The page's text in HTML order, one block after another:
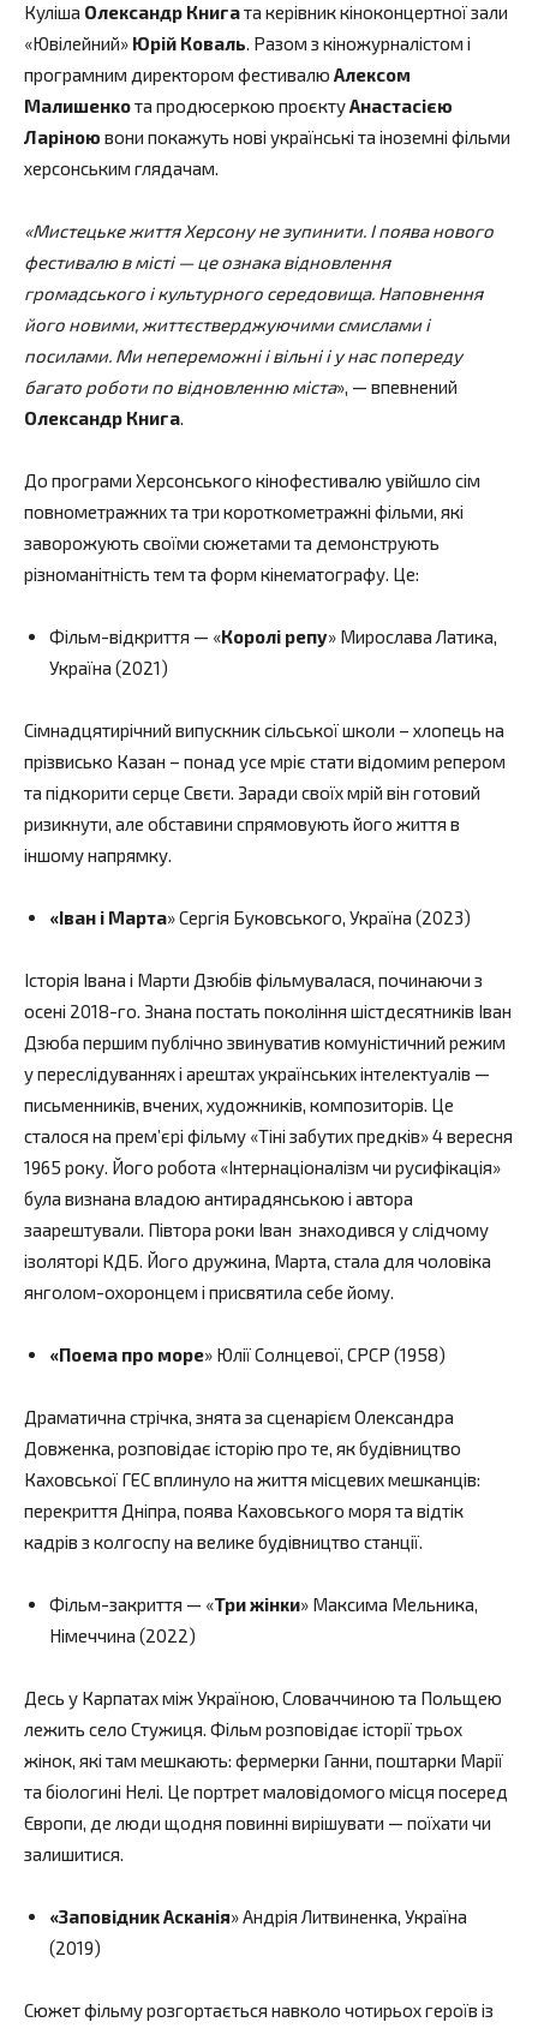
Куліша Олександр Книгата керівник кіноконцертної зали
«Ювілейний» Юрій Коваль. Разом з кіножурналістом і
програмним директором фестивалю Алексом
Малишенкота продюсеркою проєктуАнастасією
Ларіною вони покажуть нові українські та іноземні фільми
херсонським глядачам.
«Мистецьке життя Херсону не зупинити. І поява нового
фестивалю в місті — це ознака відновлення
громадського і культурного середовища. Наповнення
його новими, життєстверджуючими смислами і
посилами. Ми непереможні і вільні і у нас попереду
багато роботи по відновленню міста», — впевнений
Олександр Книга.
До програми Херсонського кінофестивалю увійшло сім
повнометражних та три короткометражні фільми, які
заворожують своїми сюжетами та демонструють
різноманітність тем та форм кінематографу. Це:
Фільм-відкриття — «Королі репу» Мирослава Латика,
Україна (2021)
Сімнадцятирічний випускник сільської школи – хлопець на
прізвисько Казан – понад усе мріє стати відомим репером
та підкорити серце Свєти. Заради своїх мрій він готовий
ризикнути, але обставини спрямовують його життя в
іншому напрямку.
«Іван і Марта» Сергія Буковського, Україна (2023)
Історія Івана і Марти Дзюбів фільмувалася, починаючи з
осені 2018-го. Знана постать покоління шістдесятників Іван
Дзюба першим публічно звинуватив комуністичний режим
у переслідуваннях і арештах українських інтелектуалів —
письменників, вчених, художників, композиторів. Це
сталося на премʼєрі фільму «Тіні забутих предків» 4 вересня
1965 року. Його робота «Інтернаціоналізм чи русифікація»
була визнана владою антирадянською і автора
заарештували. Півтора роки Іван знаходився у слідчому
ізоляторі КДБ. Його дружина, Марта, стала для чоловіка
янголом-охоронцем і присвятила себе йому.
«Поема про море» Юлії Солнцевої, СРСР (1958)
Драматична стрічка, знята за сценарієм Олександра
Довженка, розповідає історію про те, як будівництво
Каховської ГЕС вплинуло на життя місцевих мешканців:
перекриття Дніпра, поява Каховського моря та відтік
кадрів з колгоспу на велике будівництво станції.
Фільм-закриття — «Три жінки» Максима Мельника,
Німеччина (2022)
Десь у Карпатах між Україною, Словаччиною та Польщею
лежить село Стужиця. Фільм розповідає історії трьох
жінок, які там мешкають: фермерки Ганни, поштарки Марії
та біологині Нелі. Це портрет маловідомого місця посеред
Європи, де люди щодня повинні вирішувати — поїхати чи
залишитися.
«Заповідник Асканія» Андрія Литвиненка, Україна
(2019)
Сюжет фільму розгортається навколо чотирьох героїв із